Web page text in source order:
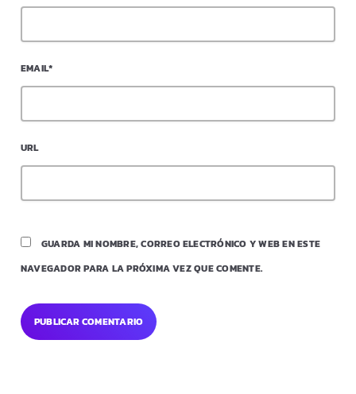
EMAIL*
URL
GUARDA MI NOMBRE, CORREO ELECTRÓNICO Y WEB EN ESTE
NAVEGADOR PARA LA PRÓXIMA VEZ QUE COMENTE.